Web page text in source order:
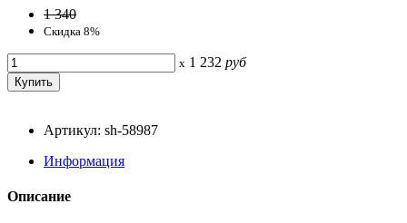
1 340
Скидка 8%
x 1 232 руб
Артикул: sh-58987
Информация
Описание